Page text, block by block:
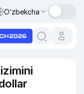
O‘zbekcha